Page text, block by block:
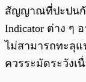
สัญญาณที่ปะปนกั
Indicator ต่าง ๆ
ไม่สามารถทะลุ
ควรระมัดระวัง